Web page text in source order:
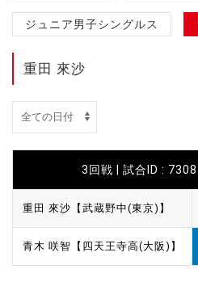
ジュニア男子シングルス
重田 來沙
3回戦 | 試合ID : 7308
重田 來沙【武蔵野中(東京)】
青木 咲智【四天王寺高(大阪)】